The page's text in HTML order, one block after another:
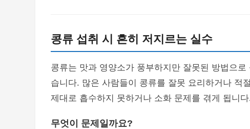
콩류 섭취 시 흔히 저지르는 실수
콩류는 맛과 영양소가 풍부하지만 잘못된 방법으
습니다. 많은 사람들이 콩류를 잘못 요리하거나 적
제대로 흡수하지 못하거나 소화 문제를 겪게 됩니
무엇이 문제일까요?